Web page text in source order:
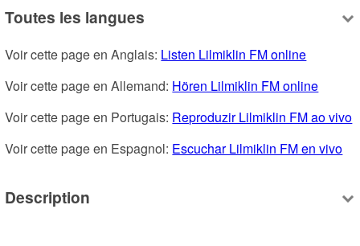
Toutes les langues
Voir cette page en Anglais: Listen Lilmiklin FM online
Voir cette page en Allemand: Hören Lilmiklin FM online
Voir cette page en Portugais: Reproduzir Lilmiklin FM ao vivo
Voir cette page en Espagnol: Escuchar Lilmiklin FM en vivo
Description